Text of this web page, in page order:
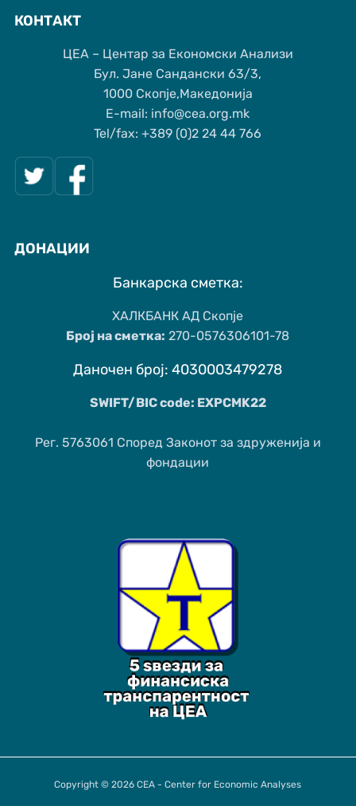
КОНТАКТ
ЦЕА – Центар за Економски Анализи
Бул. Јане Сандански 63/3,
1000 Скопје,Македонија
Е-mail: info@cea.org.mk
Tel/fax: +389 (0)2 24 44 766
ДОНАЦИИ
Банкарска сметка:
ХАЛКБАНК АД Скопје
Број на сметка: 270-0576306101-78
Даночен број: 4030003479278
SWIFT/BIC code: EXPCMK22
Рег. 5763061 Според Законот за здруженија и
фондации
Copyright © 2026 CEA - Center for Economic Analyses